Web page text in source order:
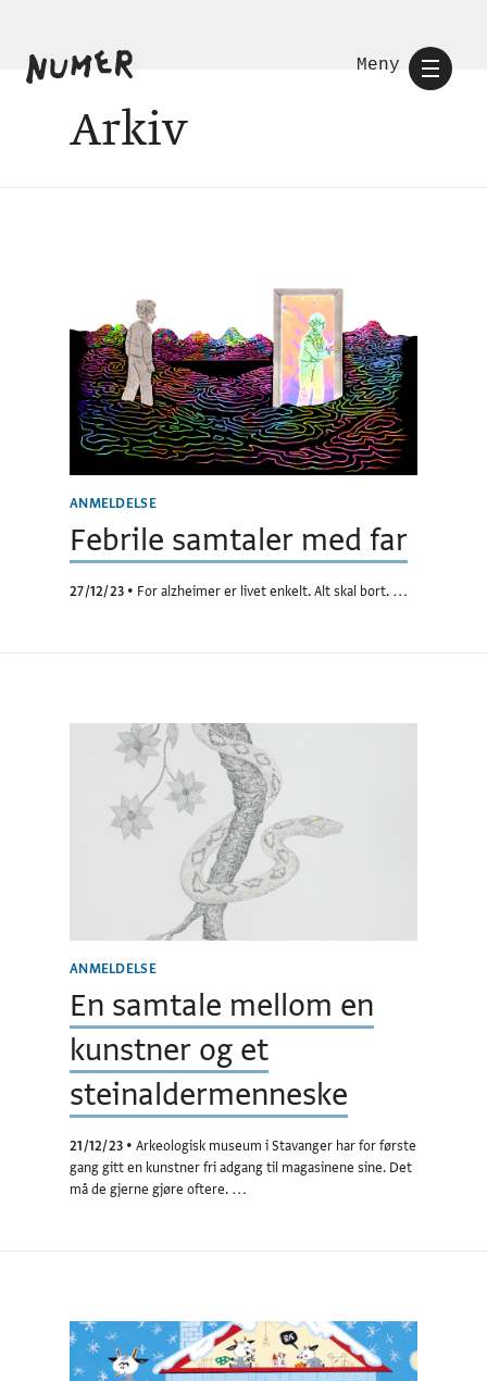
Meny
Arkiv
ANMELDELSE
Febrile samtaler med far
27/12/23 • For alzheimer er livet enkelt. Alt skal bort. …
ANMELDELSE
En samtale mellom en
kunstner og et
steinaldermenneske
21/12/23 • Arkeologisk museum i Stavanger har for første
gang gitt en kunstner fri adgang til magasinene sine. Det
må de gjerne gjøre oftere. …